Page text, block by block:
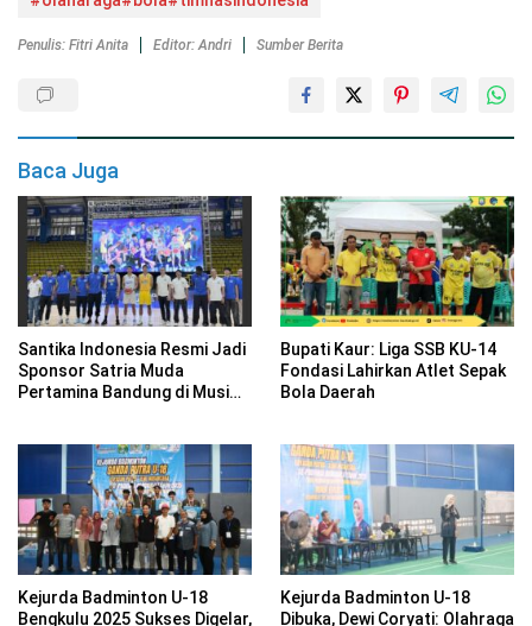
Penulis: Fitri Anita Editor: Andri Sumber Berita
Baca Juga
Santika Indonesia Resmi Jadi
Sponsor Satria Muda
Pertamina Bandung di Musim
Bupati Kaur: Liga SSB KU-14
Fondasi Lahirkan Atlet Sepak
Bola Daerah
Kejurda Badminton U-18
Bengkulu 2025 Sukses Digelar,
Kejurda Badminton U-18
Dibuka, Dewi Coryati: Olahraga